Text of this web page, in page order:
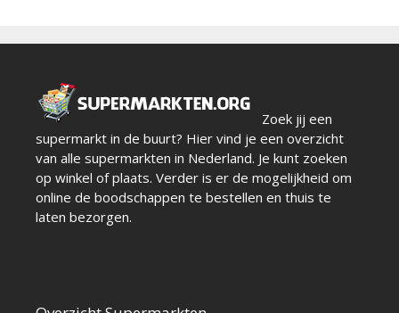
Zoek jij een
supermarkt in de buurt? Hier vind je een overzicht
van alle supermarkten in Nederland. Je kunt zoeken
op winkel of plaats. Verder is er de mogelijkheid om
online de boodschappen te bestellen en thuis te
laten bezorgen.